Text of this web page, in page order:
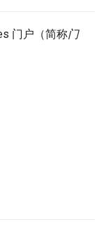
门户（简称门